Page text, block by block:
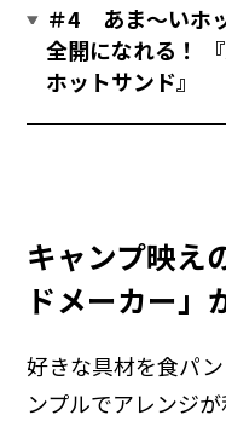
＃4 あま～いホ
全開になれる！
ホットサンド』
キャンプ映え
ドメーカー」
好きな具材を食パ
ンプルでアレンジ